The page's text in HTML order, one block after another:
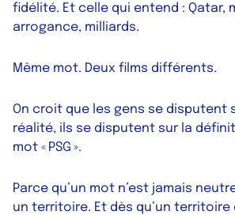
fidélité. Et celle qui entend : Qatar,
arrogance, milliards.
Même mot. Deux films différents.
On croit que les gens se disputent
réalité, ils se disputent sur la
mot « PSG ».
Parce qu’un mot n’est jamais
un territoire. Et dès qu’un territoire